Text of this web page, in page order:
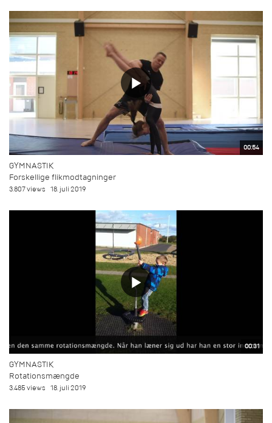
00:54
GYMNASTIK
Forskellige flikmodtagninger
3.807 views 18. juli 2019
00:31
GYMNASTIK
Rotationsmængde
3.485 views 18. juli 2019